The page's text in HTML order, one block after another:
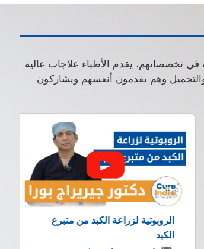
تخصصاتهم، يقدم الأطباء علاجات عالية
وهم يقدمون أنفسهم ويشاركون
المتخصص لعلاج العيون علاج